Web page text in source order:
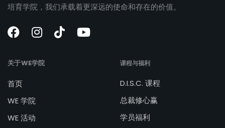
培育学院，我们承载着更深远的使命和存在的价值。
关于WE学院
首页
WE 学院
WE 活动
课程与福利
D.I.S.C. 课程
总裁修心赢
学员福利